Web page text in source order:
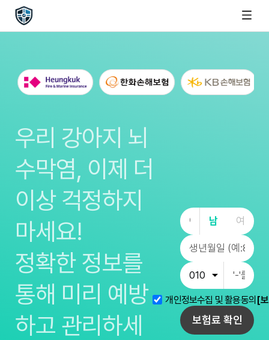
우리 강아지 뇌
수막염, 이제 더
이상 걱정하지
마세요!
정확한 정보를
통해 미리 예방
하고 관리하세
남 여
개인정보수집 및 활용동의 [
보험료 확인